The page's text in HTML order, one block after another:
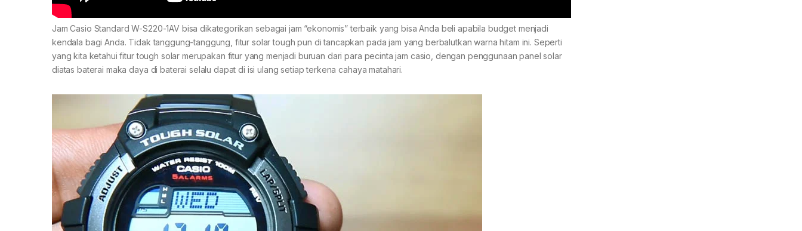
Jam Casio Standard W-S220-1AV bisa dikategorikan sebagai jam “ekonomis” terbaik yang bisa Anda beli apabila budget menjadi
kendala bagi Anda. Tidak tanggung-tanggung, fitur solar tough pun di tancapkan pada jam yang berbalutkan warna hitam ini. Seperti
yang kita ketahui fitur tough solar merupakan fitur yang menjadi buruan dari para pecinta jam casio, dengan penggunaan panel solar
diatas baterai maka daya di baterai selalu dapat di isi ulang setiap terkena cahaya matahari.